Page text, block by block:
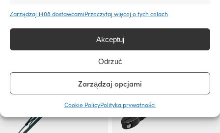
Zarządzaj 1408 dostawcamiPrzeczytaj więcej o tych celach
Akceptuj
Odrzuć
Zarządzaj opcjami
Cookie PolicyPolityka prywatności
49,99€
ZAMÓWIONY)
109,99€
ZAMÓWIONY)